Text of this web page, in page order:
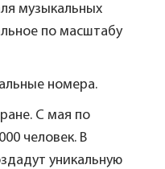
музыкальных
по масштабу
номера.
С мая по
человек. В
уникальную